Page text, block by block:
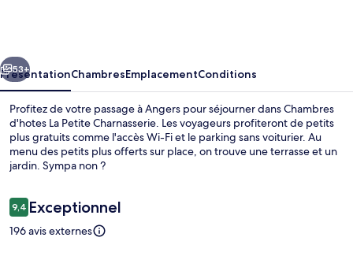
Charnasserie
Suivant
53+
PrésentationChambresEmplacementConditions
Profitez de votre passage à Angers pour séjourner dans Chambres
d'hotes La Petite Charnasserie. Les voyageurs profiteront de petits
plus gratuits comme l'accès Wi-Fi et le parking sans voiturier. Au
menu des petits plus offerts sur place, on trouve une terrasse et un
jardin. Sympa non ?
Avis
voyageurs
9,49,4 sur 10
Exceptionnel
196 avis externes